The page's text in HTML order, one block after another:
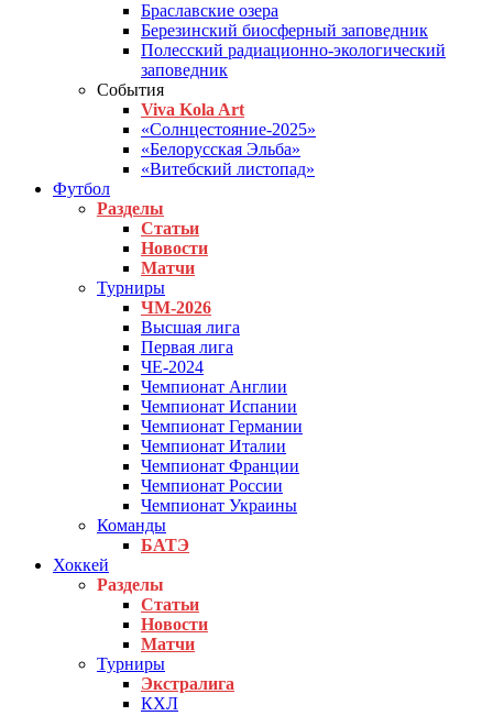
Браславские озера
Березинский биосферный заповедник
Полесский радиационно-экологический
заповедник
События
Viva Kola Art
«Солнцестояние-2025»
«Белорусская Эльба»
«Витебский листопад»
Футбол
Разделы
Статьи
Новости
Матчи
Турниры
ЧМ-2026
Высшая лига
Первая лига
ЧЕ-2024
Чемпионат Англии
Чемпионат Испании
Чемпионат Германии
Чемпионат Италии
Чемпионат Франции
Чемпионат России
Чемпионат Украины
Команды
БАТЭ
Хоккей
Разделы
Статьи
Новости
Матчи
Турниры
Экстралига
КХЛ